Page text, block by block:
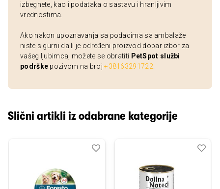
izbegnete, kao i podataka o sastavu i hranljivim
vrednostima.
Ako nakon upoznavanja sa podacima sa ambalaže
niste sigurni da li je određeni proizvod dobar izbor za
vašeg ljubimca, možete se obratiti PetSpot službi
podrške pozivom na broj+38163291722
Slični artikli iz odabrane kategorije
Dodaj
Uporedi